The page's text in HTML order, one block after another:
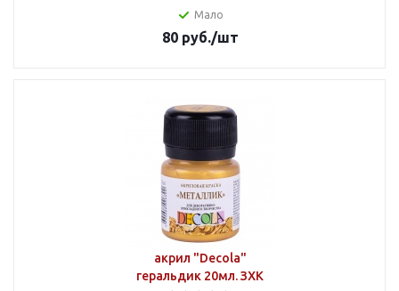
Мало
80руб./шт
акрил "Decola"
геральдик 20мл. ЗХК